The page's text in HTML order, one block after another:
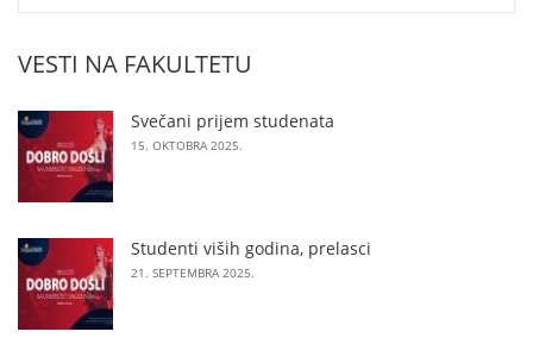
VESTI NA FAKULTETU
Svečani prijem studenata
15. OKTOBRA 2025.
Studenti viših godina, prelasci
21. SEPTEMBRA 2025.